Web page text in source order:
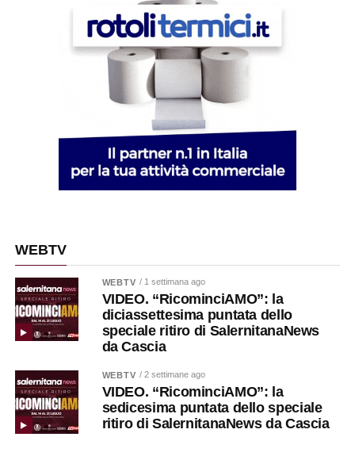
WEBTV
WEBTV / 1 settimana ago
VIDEO. “RicominciAMO”: la
diciassettesima puntata dello
speciale ritiro di SalernitanaNews
da Cascia
WEBTV / 2 settimane ago
VIDEO. “RicominciAMO”: la
sedicesima puntata dello speciale
ritiro di SalernitanaNews da Cascia